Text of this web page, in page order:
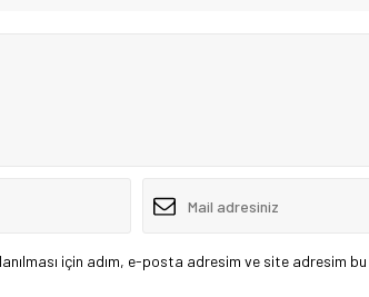
için adım, e-posta adresim ve site adresim bu